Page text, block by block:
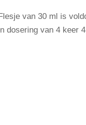
van 30 ml is
dosering van 4 keer